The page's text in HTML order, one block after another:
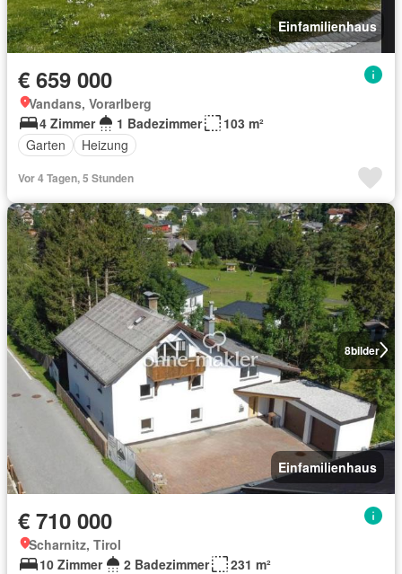
Einfamilienhaus
€ 659 000
Vandans, Vorarlberg
4 Zimmer
1 Badezimmer
103 m²
Garten
Heizung
Vor 4 Tagen, 5 Stunden
8bilder
Einfamilienhaus
€ 710 000
Scharnitz, Tirol
10 Zimmer
2 Badezimmer 231 m²